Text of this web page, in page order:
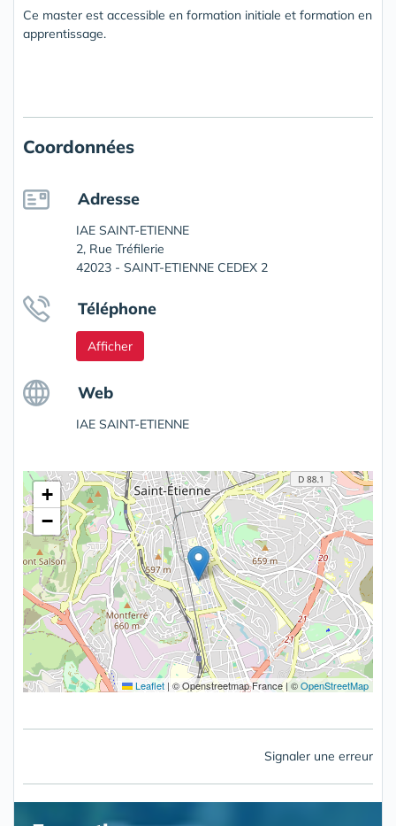
Ce master est accessible en formation initiale et formation en
apprentissage.
Coordonnées
Adresse
IAE SAINT-ETIENNE
2, Rue Tréfilerie
42023 - SAINT-ETIENNE CEDEX 2
Téléphone
Afficher
Web
IAE SAINT-ETIENNE
+
−
Leaflet | © Openstreetmap France | ©OpenStreetMap
Signaler une erreur